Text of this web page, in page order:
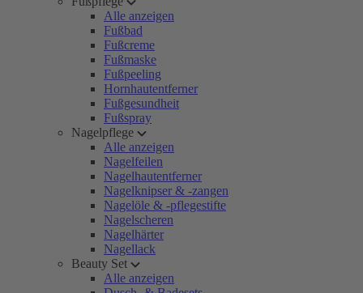
Alle anzeigen
Fußbad
Fußcreme
Fußmaske
Fußpeeling
Hornhautentferner
Fußgesundheit
Fußspray
Nagelpflege
Alle anzeigen
Nagelfeilen
Nagelhautentferner
Nagelknipser & -zangen
Nagelöle & -pflegestifte
Nagelscheren
Nagelhärter
Nagellack
Beauty Set
Alle anzeigen